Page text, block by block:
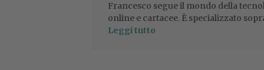
Francesco segue il mondo della
online e cartacee. È specializzato
Leggi tutto